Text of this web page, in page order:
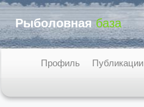
Рыболовная база
Профиль Публикации